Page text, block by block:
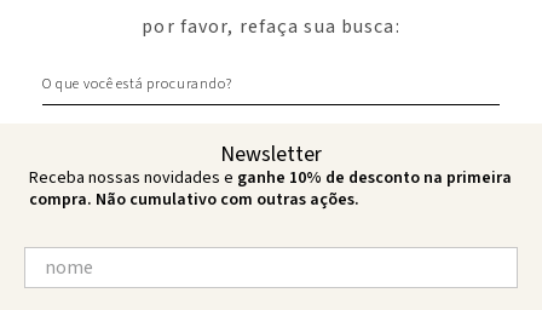
por favor, refaça sua busca:
Newsletter
Receba nossas novidades e ganhe 10% de desconto na primeira
compra. Não cumulativo com outras ações.